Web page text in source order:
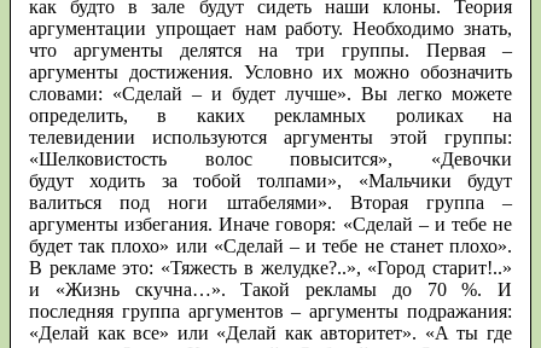
как будто в зале будут сидеть наши клоны. Теория
аргументации упрощает нам работу. Необходимо знать,
что аргументы делятся на три группы. Первая –
аргументы достижения. Условно их можно обозначить
словами: «Сделай – и будет лучше». Вы легко можете
определить, в каких рекламных роликах на
телевидении используются аргументы этой группы:
«Шелковистость волос повысится», «Девочки
будут ходить за тобой толпами», «Мальчики будут
валиться под ноги штабелями». Вторая группа –
аргументы избегания. Иначе говоря: «Сделай – и тебе не
будет так плохо» или «Сделай – и тебе не станет плохо».
В рекламе это: «Тяжесть в желудке?..», «Город старит!..»
и «Жизнь скучна…». Такой рекламы до 70 %. И
последняя группа аргументов – аргументы подражания:
«Делай как все» или «Делай как авторитет». «А ты где